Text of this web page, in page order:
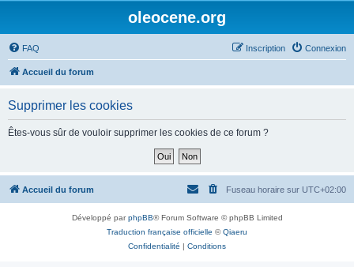
oleocene.org
FAQ Connexion
Inscription
Accueil du forum
Supprimer les cookies
Êtes-vous sûr de vouloir supprimer les cookies de ce forum ?
Accueil du forum Fuseau horaire sur UTC+02:00
Développé parphpBB® Forum Software © phpBB Limited
Traduction française officielle ©Qiaeru
Confidentialité | Conditions